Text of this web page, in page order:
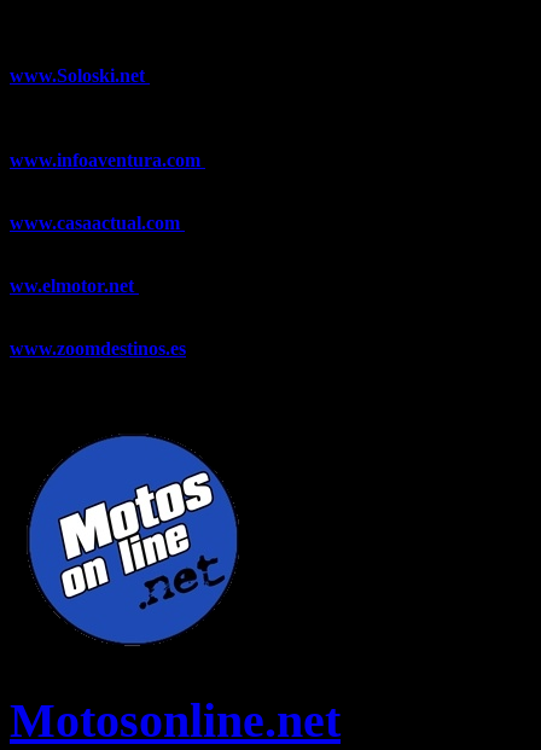
www.Soloski.net
www.infoaventura.com
www.casaactual.com
ww.elmotor.net
www.zoomdestinos.es
Motosonline.net